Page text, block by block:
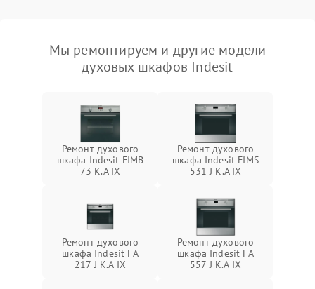
Мы ремонтируем и другие модели
духовых шкафов Indesit
Ремонт духового
шкафа Indesit FIMB
73 K.A IX
Ремонт духового
шкафа Indesit FIMS
531 J K.A IX
Ремонт духового
шкафа Indesit FA
217 J K.A IX
Ремонт духового
шкафа Indesit FA
557 J K.A IX